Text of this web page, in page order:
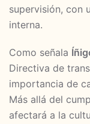
supervisión, con
interna.
Como señala
Directiva de
importancia de
Más allá del
afectará a la